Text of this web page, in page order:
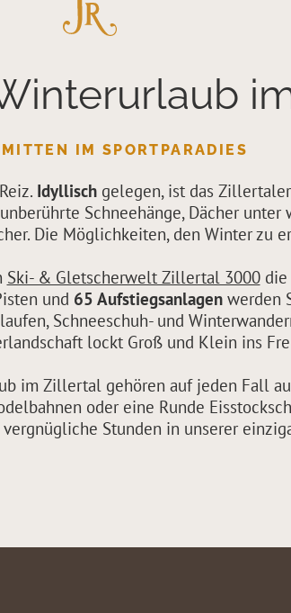
IM SPORTPARADIES
Idyllisch gelegen, ist das
Schneehänge, Dächer
Die Möglichkeiten, den Winter zu
Ski- & Gletscherwelt Zillertal 3000die
und 65 Aufstiegsanlagen werden
Schneeschuh- und
lockt Groß und Klein ins
im Zillertal gehören auf jeden Fall
oder eine Runde
Stunden in unserer